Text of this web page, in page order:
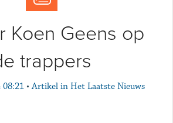
Koen Geens op
trappers
08:21 • Artikel in Het Laatste Nieuws